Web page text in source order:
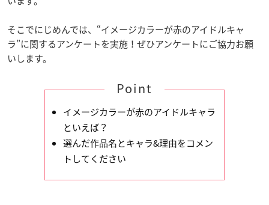
そこでにじめんでは、“イメージカラーが赤のアイドルキャ
ラ”に関するアンケートを実施！ぜひアンケートにご協力お願
いします。
Point
イメージカラーが赤のアイドルキャラ
といえば？
選んだ作品名とキャラ&理由をコメン
トしてください